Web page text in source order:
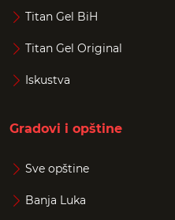
Titan Gel BiH
Titan Gel Original
Iskustva
Gradovi i opštine
Sve opštine
Banja Luka